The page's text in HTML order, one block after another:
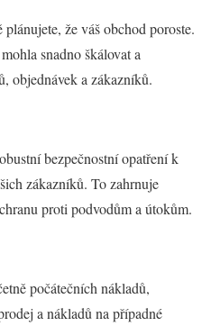
že váš obchod poroste.
snadno škálovat a
objednávek a zákazníků.
bezpečnostní opatření k
zákazníků. To zahrnuje
proti podvodům a útokům.
počátečních nákladů,
a nákladů na případné